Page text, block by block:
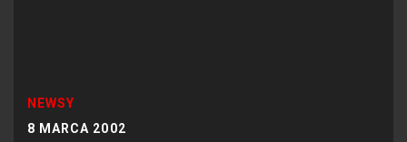
NEWSY
8 MARCA 2002